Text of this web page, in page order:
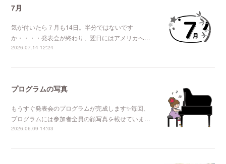
7月
気が付いたら７月も14日。半分ではないです
か・・・・発表会が終わり、翌日にはアメリカへ…
2026.07.14 12:24
プログラムの写真
もうすぐ発表会のプログラムが完成します✨毎回、
プログラムには参加者全員の顔写真を載せていま…
2026.06.09 14:03